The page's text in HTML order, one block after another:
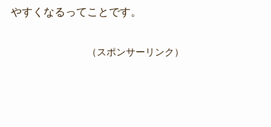
やすくなるってことです。
（スポンサーリンク）